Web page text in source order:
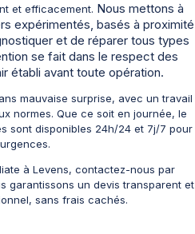
et efficacement. Nous mettons à
expérimentés, basés à proximité
et de réparer tous types
se fait dans le respect des
établi avant toute opération.
mauvaise surprise, avec un travail
normes. Que ce soit en journée, le
sont disponibles 24h/24 et 7j/7 pour
à Levens, contactez-nous par
garantissons un devis transparent et
sans frais cachés.